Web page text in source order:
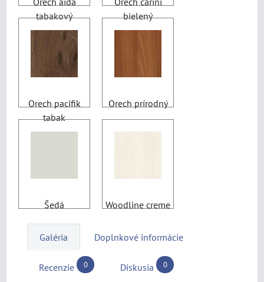
tabakový
bielený
Orech pacifik
tabak
Orech prírodný
Šedá Woodline creme
Galéria Doplnkové informácie
Recenzie 0 Diskusia 0